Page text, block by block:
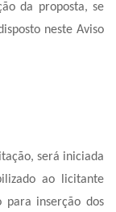
da proposta, se
neste Aviso
será iniciada
ao licitante
para inserção dos